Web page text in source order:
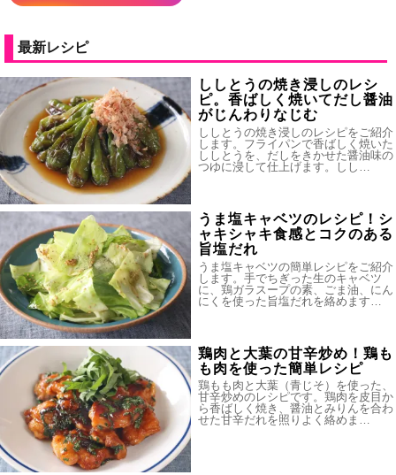
最新レシピ
ししとうの焼き浸しのレシ
ピ。香ばしく焼いてだし醤油
がじんわりなじむ
ししとうの焼き浸しのレシピをご紹介
します。フライパンで香ばしく焼いた
ししとうを、だしをきかせた醤油味の
つゆに浸して仕上げます。しし…
うま塩キャベツのレシピ！シ
ャキシャキ食感とコクのある
旨塩だれ
うま塩キャベツの簡単レシピをご紹介
します。手でちぎった生のキャベツ
に、鶏ガラスープの素、ごま油、にん
にくを使った旨塩だれを絡めます…
鶏肉と大葉の甘辛炒め！鶏も
も肉を使った簡単レシピ
鶏もも肉と大葉（青じそ）を使った、
甘辛炒めのレシピです。鶏肉を皮目か
ら香ばしく焼き、醤油とみりんを合わ
せた甘辛だれを照りよく絡めま…